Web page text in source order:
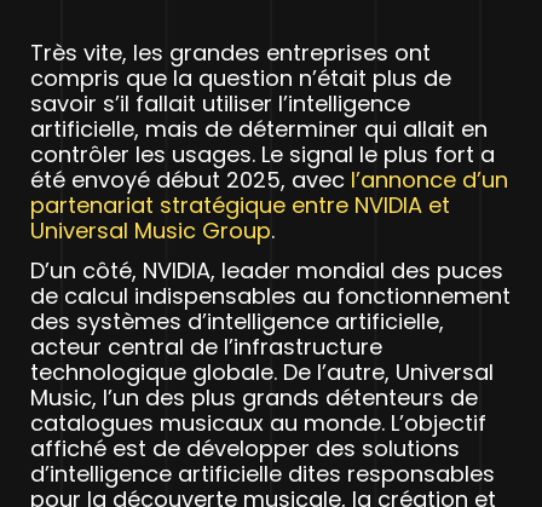
Très vite, les grandes entreprises ont
compris que la question n’était plus de
savoir s’il fallait utiliser l’intelligence
artificielle, mais de déterminer qui allait en
contrôler les usages. Le signal le plus fort a
été envoyé début 2025, avec l’annonce d’un
partenariat stratégique entre NVIDIA et
Universal Music Group.
D’un côté, NVIDIA, leader mondial des puces
de calcul indispensables au fonctionnement
des systèmes d’intelligence artificielle,
acteur central de l’infrastructure
technologique globale. De l’autre, Universal
Music, l’un des plus grands détenteurs de
catalogues musicaux au monde. L’objectif
affiché est de développer des solutions
d’intelligence artificielle dites responsables
pour la découverte musicale, la création et